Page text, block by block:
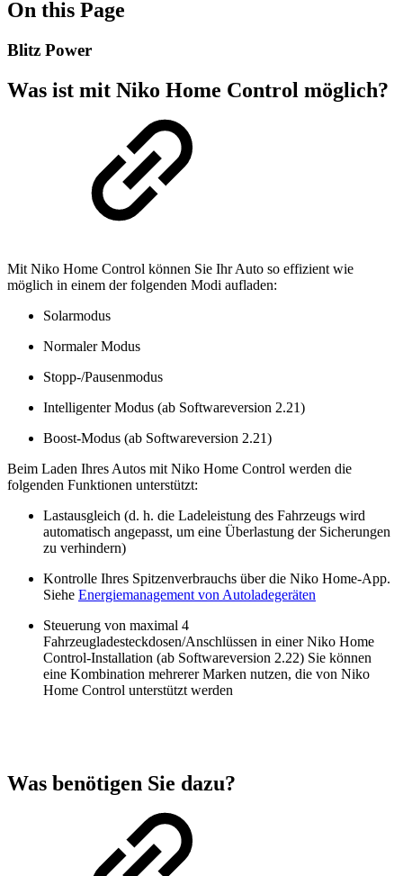
On this Page
Blitz Power
Was ist mit Niko Home Control möglich?
Mit Niko Home Control können Sie Ihr Auto so effizient wie
möglich in einem der folgenden Modi aufladen:
Solarmodus
Normaler Modus
Stopp-/Pausenmodus
Intelligenter Modus (ab Softwareversion 2.21)
Boost-Modus (ab Softwareversion 2.21)
Beim Laden Ihres Autos mit Niko Home Control werden die
folgenden Funktionen unterstützt:
Lastausgleich (d. h. die Ladeleistung des Fahrzeugs wird
automatisch angepasst, um eine Überlastung der Sicherungen
zu verhindern)
Kontrolle Ihres Spitzenverbrauchs über die Niko Home-App.
Siehe Energiemanagement von Autoladegeräten
Steuerung von maximal 4
Fahrzeugladesteckdosen/Anschlüssen in einer Niko Home
Control-Installation (ab Softwareversion 2.22) Sie können
eine Kombination mehrerer Marken nutzen, die von Niko
Home Control unterstützt werden
Was benötigen Sie dazu?